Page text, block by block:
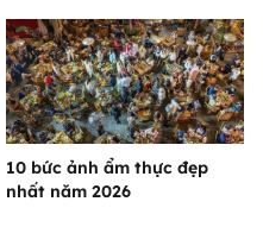
10 bức ảnh ẩm thực đẹp
nhất năm 2026